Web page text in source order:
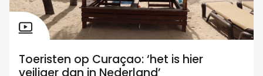
Toeristen op Curaçao: ‘het is hier